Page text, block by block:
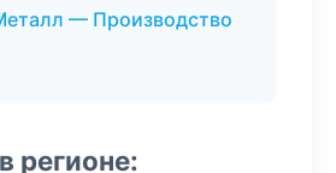
— Производство
регионе: